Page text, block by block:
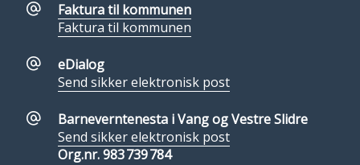
Faktura til kommunen
Faktura til kommunen
eDialog
Send sikker elektronisk post
Barneverntenesta i Vang og Vestre Slidre
Send sikker elektronisk post
Org.nr. 983 739 784